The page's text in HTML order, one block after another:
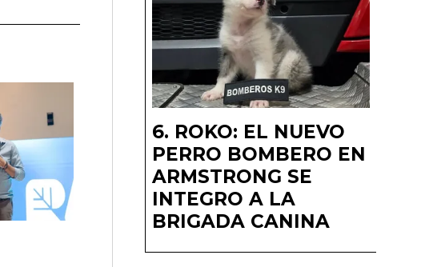
ROKO: EL NUEVO
PERRO BOMBERO EN
ARMSTRONG SE
INTEGRO A LA
BRIGADA CANINA